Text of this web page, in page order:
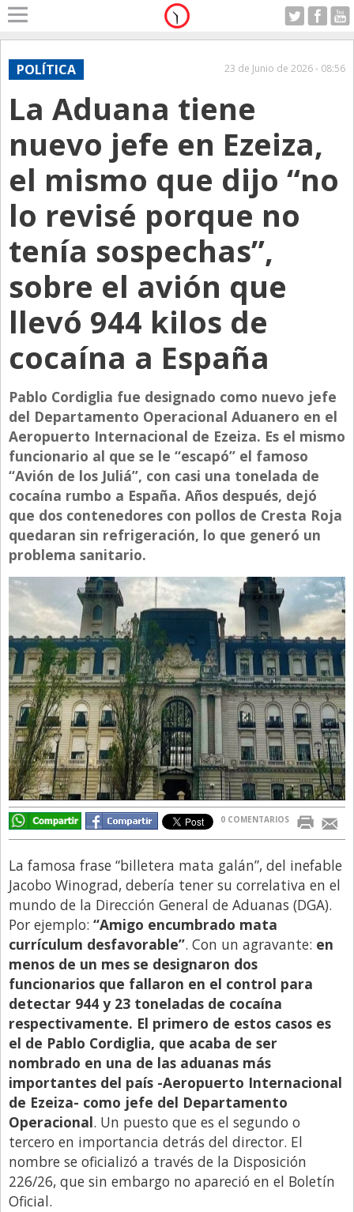
Home
A Motor
Anticipo
Campo
Carrera & Emprendedores
Club House
Con Estilo
De Bolsillo
Diarios de Argentina
Diarios del Mundo
Directivos
Ecología y Ambiente
Economía
El Experto
El Innovador
El Precio Que Yo Ví
Entrevista
Finanzas
Gastronomia
Internacionales
La Opinión del Director
Legales
Libro de Quejas
Medios
Millonarios
Minuto Lanzamiento
Negocios
Opinion
País
Política
Publicidad y Marketing
Real Estate y Propiedades
Responsabilidad Social
Salidas
Santa Fe
Show Business
Sociedad
Tecnología
Tendencias
Viajes
Sabado 08.08.2026
POLÍTICA 23 de Junio de 2026 - 08:56
La Aduana tiene
nuevo jefe en Ezeiza,
el mismo que dijo “no
lo revisé porque no
tenía sospechas”,
sobre el avión que
llevó 944 kilos de
cocaína a España
Pablo Cordiglia fue designado como nuevo jefe
del Departamento Operacional Aduanero en el
Aeropuerto Internacional de Ezeiza. Es el mismo
funcionario al que se le “escapó” el famoso
“Avión de los Juliá”, con casi una tonelada de
cocaína rumbo a España. Años después, dejó
que dos contenedores con pollos de Cresta Roja
quedaran sin refrigeración, lo que generó un
problema sanitario.
0 COMENTARIOS
La famosa frase “billetera mata galán”, del inefable
Jacobo Winograd, debería tener su correlativa en el
mundo de la Dirección General de Aduanas (DGA).
Por ejemplo: “Amigo encumbrado mata
currículum desfavorable”. Con un agravante: en
menos de un mes se designaron dos
funcionarios que fallaron en el control para
detectar 944 y 23 toneladas de cocaína
respectivamente. El primero de estos casos es
el de Pablo Cordiglia, que acaba de ser
nombrado en una de las aduanas más
importantes del país -Aeropuerto Internacional
de Ezeiza- como jefe del Departamento
Operacional. Un puesto que es el segundo o
tercero en importancia detrás del director. El
nombre se oficializó a través de la Disposición
226/26, que sin embargo no apareció en el Boletín
Oficial.